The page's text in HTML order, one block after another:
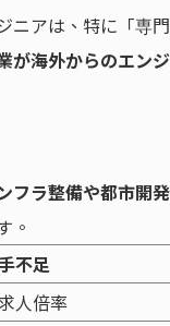
ニアは、特に「専
が海外からのエン
フラ整備や都市開
。
不足
人倍率